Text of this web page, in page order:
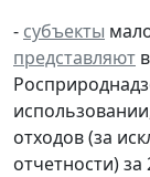
- субъекты
представляют
отходов (за
отчетности) за